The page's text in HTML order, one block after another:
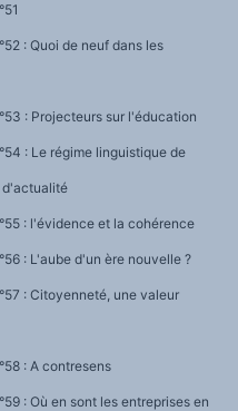
: Quoi de neuf dans les
: Projecteurs sur l'éducation
: Le régime linguistique de
d'actualité
: l'évidence et la cohérence
: L'aube d'un ère nouvelle ?
: Citoyenneté, une valeur
: A contresens
: Où en sont les entreprises en